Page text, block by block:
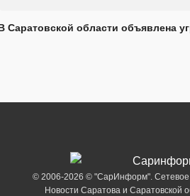
Саратовской области объявлена
© 2006-2026 © "СарИнформ".
Новости Саратова и Саратовской